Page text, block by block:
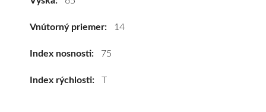
pneumatiky
na
Vnútorný priemer: 14
Index nosnosti: 75
Index rýchlosti: T